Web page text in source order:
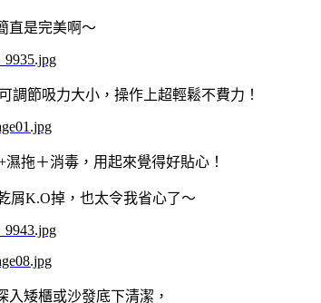
直是完美啊～
調節吸力大小，操作上超輕鬆不費力！
拖＋消毒，用起來覺得好貼心！
屑K.O掉，也太令我省心了～
入矮櫃或沙發底下清潔，